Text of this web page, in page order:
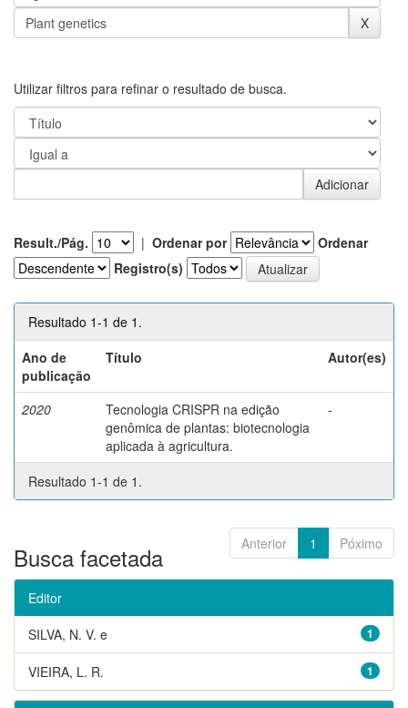
Utilizar filtros para refinar o resultado de busca.
Result./Pág. | Ordenar por
Ordenar
Registro(s)
Resultado 1-1 de 1.
Ano de
publicação
Título Autor(es)
2020
Tecnologia CRISPR na edição
genômica de plantas: biotecnologia
aplicada à agricultura.
-
Resultado 1-1 de 1.
Anterior 1 Póximo
Busca facetada
Editor
1
SILVA, N. V. e
1
VIEIRA, L. R.